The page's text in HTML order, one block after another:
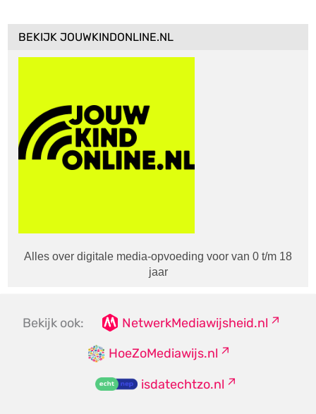
BEKIJK JOUWKINDONLINE.NL
Alles over digitale media-opvoeding voor van 0 t/m 18
jaar
Bekijk ook:
NetwerkMediawijsheid.nl
HoeZoMediawijs.nl
isdatechtzo.nl